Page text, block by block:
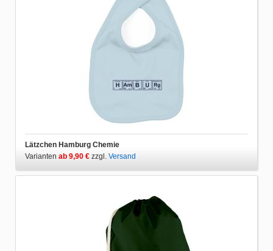
Lätzchen Hamburg Chemie
Varianten ab 9,90 € zzgl. Versand